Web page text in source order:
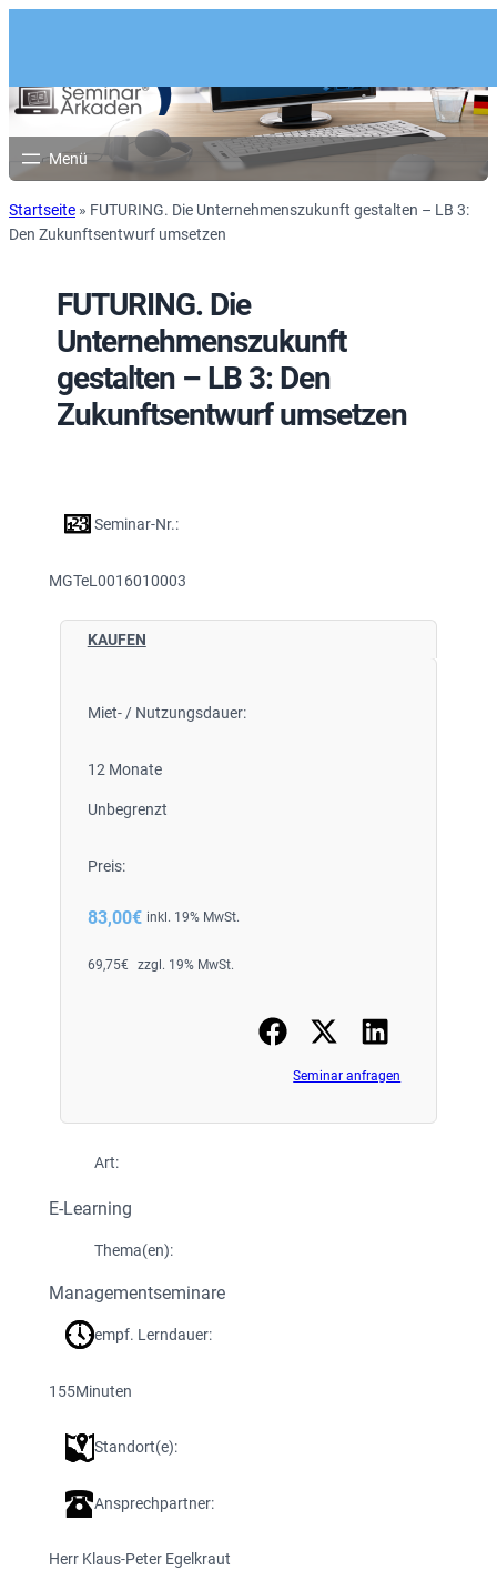
Startseite » FUTURING. Die Unternehmenszukunft gestalten – LB 3:
Den Zukunftsentwurf umsetzen
FUTURING. Die
Unternehmenszukunft
gestalten – LB 3: Den
Zukunftsentwurf umsetzen
Seminar-Nr.:
MGTeL0016010003
KAUFEN
Miet- / Nutzungsdauer:
12 Monate
Unbegrenzt
Preis:
83,00€ inkl. 19% MwSt.
69,75€ zzgl. 19% MwSt.
Seminar anfragen
Art:
E-Learning
Thema(en):
Managementseminare
empf. Lerndauer:
155Minuten
Standort(e):
Ansprechpartner:
Herr Klaus-Peter Egelkraut